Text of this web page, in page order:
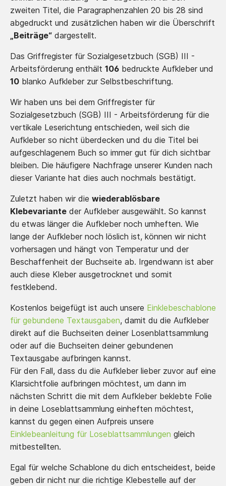
zweiten Titel, die Paragraphenzahlen 20 bis 28 sind
abgedruckt und zusätzlichen haben wir die Überschrift
„Beiträge“ dargestellt.
Das Griffregister für Sozialgesetzbuch (SGB) III -
Arbeitsförderung enthält 106 bedruckte Aufkleber und
10 blanko Aufkleber zur Selbstbeschriftung.
Wir haben uns bei dem Griffregister für
Sozialgesetzbuch (SGB) III - Arbeitsförderung für die
vertikale Leserichtung entschieden, weil sich die
Aufkleber so nicht überdecken und du die Titel bei
aufgeschlagenem Buch so immer gut für dich sichtbar
bleiben. Die häufigere Nachfrage unserer Kunden nach
dieser Variante hat dies auch nochmals bestätigt.
Zuletzt haben wir die wiederablösbare
Klebevariante der Aufkleber ausgewählt. So kannst
du etwas länger die Aufkleber noch umheften. Wie
lange der Aufkleber noch löslich ist, können wir nicht
vorhersagen und hängt von Temperatur und der
Beschaffenheit der Buchseite ab. Irgendwann ist aber
auch diese Kleber ausgetrocknet und somit
festklebend.
Kostenlos beigefügt ist auch unsere Einklebeschablone
für gebundene Textausgaben, damit du die Aufkleber
direkt auf die Buchseiten deiner Losenblattsammlung
oder auf die Buchseiten deiner gebundenen
Textausgabe aufbringen kannst.
Für den Fall, dass du die Aufkleber lieber zuvor auf eine
Klarsichtfolie aufbringen möchtest, um dann im
nächsten Schritt die mit dem Aufkleber beklebte Folie
in deine Loseblattsammlung einheften möchtest,
kannst du gegen einen Aufpreis unsere
Einklebeanleitung für Loseblattsammlungen gleich
mitbestellten.
Egal für welche Schablone du dich entscheidest, beide
geben dir nicht nur die richtige Klebestelle auf der